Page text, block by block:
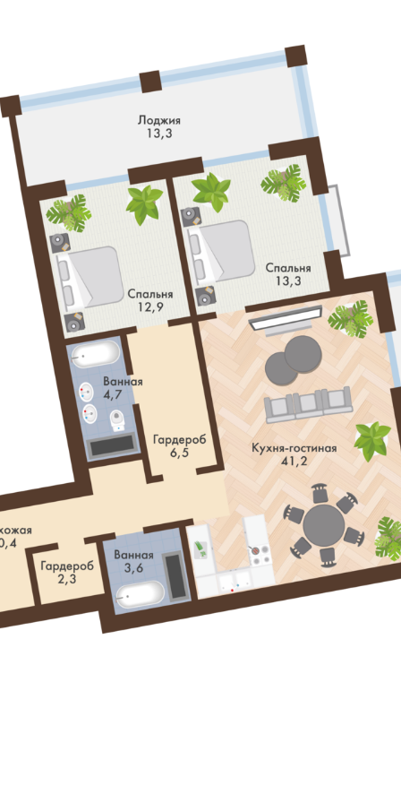
клуба с сервисом именитых 5 звездочных отелей.
Волгу. Этот дом – настоящая гордость и
может быть важнее эксклюзивных возможностей?
Вашу резиденцию – вы обязательно узнаете друг